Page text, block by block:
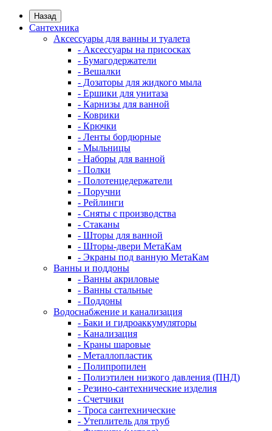
Назад
Сантехника
Аксессуары для ванны и туалета
- Аксессуары на присосках
- Бумагодержатели
- Вешалки
- Дозаторы для жидкого мыла
- Ершики для унитаза
- Карнизы для ванной
- Коврики
- Крючки
- Ленты бордюрные
- Мыльницы
- Наборы для ванной
- Полки
- Полотенцедержатели
- Поручни
- Рейлинги
- Сняты с производства
- Стаканы
- Шторы для ванной
- Шторы-двери МетаКам
- Экраны под ванную МетаКам
Ванны и поддоны
- Ванны акриловые
- Ванны стальные
- Поддоны
Водоснабжение и канализация
- Баки и гидроаккумуляторы
- Канализация
- Краны шаровые
- Металлопластик
- Полипропилен
- Полиэтилен низкого давления (ПНД)
- Резино-сантехнические изделия
- Счетчики
- Троса сантехнические
- Утеплитель для труб